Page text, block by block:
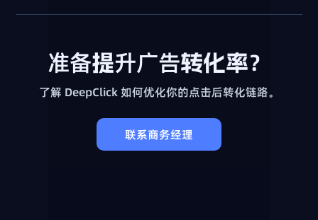
准备提升广告转化率？
了解 DeepClick 如何优化你的点击后转化链路。
联系商务经理